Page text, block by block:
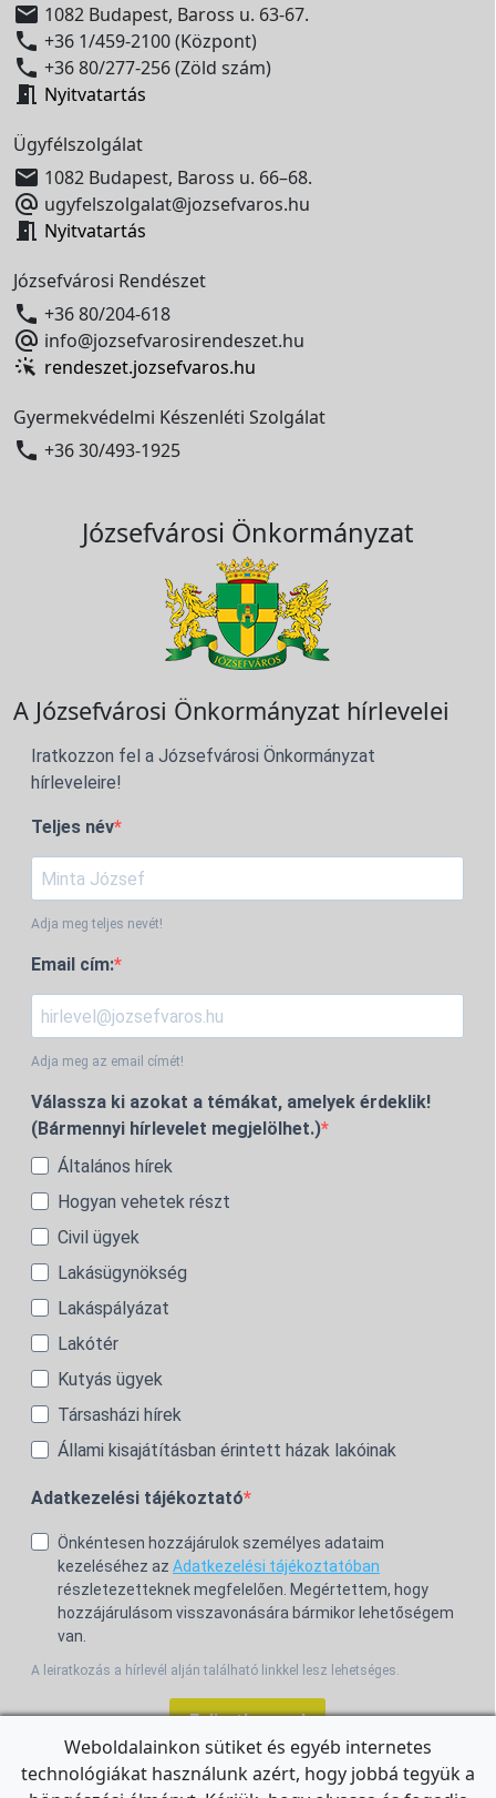
 1082 Budapest, Baross u. 63-67.
 +36 1/459-2100 (Központ)
 +36 80/277-256 (Zöld szám)
 Nyitvatartás
Ügyfélszolgálat
 1082 Budapest, Baross u. 66–68.
 ugyfelszolgalat@jozsefvaros.hu
 Nyitvatartás
Józsefvárosi Rendészet
 +36 80/204-618
 info@jozsefvarosirendeszet.hu
rendeszet.jozsefvaros.hu
Gyermekvédelmi Készenléti Szolgálat
 +36 30/493-1925
Józsefvárosi Önkormányzat
A Józsefvárosi Önkormányzat hírlevelei
Iratkozzon fel a Józsefvárosi Önkormányzat
hírleveleire!
Teljes név
Adja meg teljes nevét!
Email cím:
Adja meg az email címét!
Válassza ki azokat a témákat, amelyek érdeklik!
(Bármennyi hírlevelet megjelölhet.)
Általános hírek
Hogyan vehetek részt
Civil ügyek
Lakásügynökség
Lakáspályázat
Lakótér
Kutyás ügyek
Társasházi hírek
Állami kisajátításban érintett házak lakóinak
Adatkezelési tájékoztató
Önkéntesen hozzájárulok személyes adataim
kezeléséhez az Adatkezelési tájékoztatóban
részletezetteknek megfelelően. Megértettem, hogy
hozzájárulásom visszavonására bármikor lehetőségem
van.
A leiratkozás a hírlevél alján található linkkel lesz lehetséges.
Feliratkozom!
Weboldalainkon sütiket és egyéb internetes
technológiákat használunk azért, hogy jobbá tegyük a